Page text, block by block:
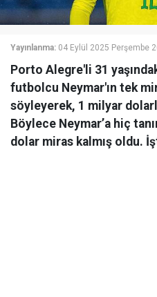
Yayınlanma: 04 Eylül 2025 Perşembe
Porto Alegre'li 31
futbolcu Neymar'ın tek
söyleyerek, 1 milyar
Böylece Neymar’a hiç
dolar miras kalmış oldu.